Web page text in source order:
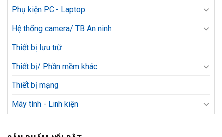
Phụ kiện PC - Laptop
Hệ thống camera/ TB An ninh
Thiết bị lưu trữ
Thiết bị/ Phần mềm khác
Thiết bị mạng
Máy tính - Linh kiện